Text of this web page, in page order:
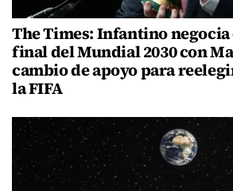
The Times: Infantino negocia
final del Mundial 2030 con
cambio de apoyo para
la FIFA